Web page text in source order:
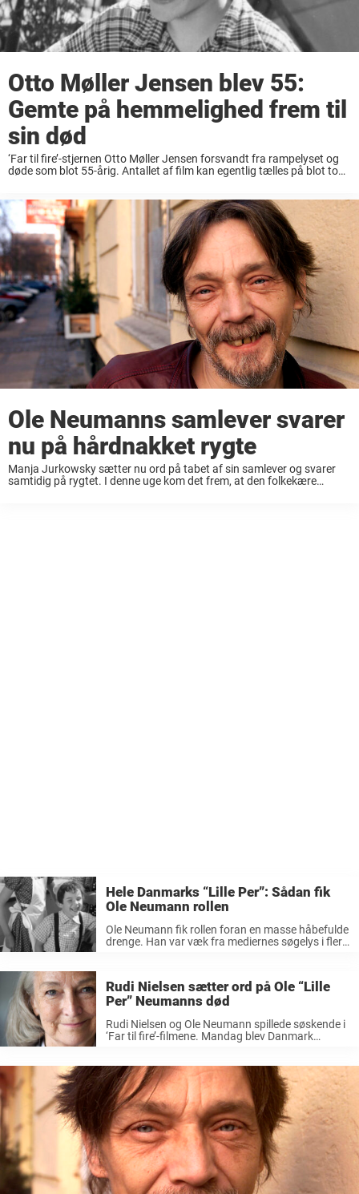
Otto Møller Jensen blev 55:
Gemte på hemmelighed frem til
sin død
‘Far til fire’-stjernen Otto Møller Jensen forsvandt fra rampelyset og
døde som blot 55-årig. Antallet af film kan egentlig tælles på blot to
Ole Neumanns samlever svarer
nu på hårdnakket rygte
Manja Jurkowsky sætter nu ord på tabet af sin samlever og svarer
samtidig på rygtet. I denne uge kom det frem, at den folkekære
Hele Danmarks “Lille Per”: Sådan fik
Ole Neumann rollen
Ole Neumann fik rollen foran en masse håbefulde
drenge. Han var væk fra mediernes søgelys i flere
Ole Neumann ...
Rudi Nielsen sætter ord på Ole “Lille
Per” Neumanns død
Rudi Nielsen og Ole Neumann spillede søskende i
‘Far til fire’-filmene. Mandag blev Danmark
Ole Neumann er gået bort. Nu har hans ...